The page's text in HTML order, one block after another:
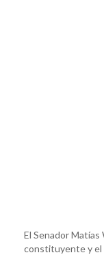
El Senador
constituyente y el